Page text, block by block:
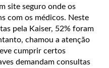
site seguro onde os
com os médicos. Neste
pela Kaiser, 52% foram
chamou a atenção
cumprir certos
demandam consultas